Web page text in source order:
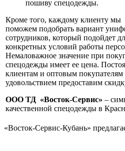
пошиву спецодежды.
Кроме того, каждому клиенту мы
поможем подобрать вариант
сотрудников, который подойдет
конкретных условий работы
Немаловажное значение при
спецодежды имеет ее цена.
клиентам и оптовым
удовольствием предоставим
ООО ТД «Восток-Сервис» –
качественной спецодежды в
«Восток-Сервис-Кубань»